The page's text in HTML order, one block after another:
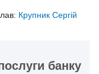
Крупник Сергій
банку